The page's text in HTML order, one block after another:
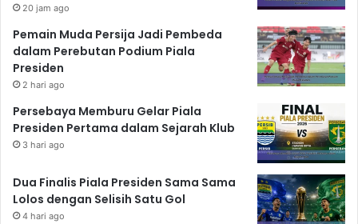
20 jam ago
Pemain Muda Persija Jadi Pembeda
dalam Perebutan Podium Piala
Presiden
2 hari ago
Persebaya Memburu Gelar Piala
Presiden Pertama dalam Sejarah Klub
3 hari ago
Dua Finalis Piala Presiden Sama Sama
Lolos dengan Selisih Satu Gol
4 hari ago